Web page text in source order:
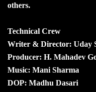
others.
Technical Crew
Writer & Director: Uday
Producer: H. Mahadev
Music: Mani Sharma
DOP: Madhu Dasari